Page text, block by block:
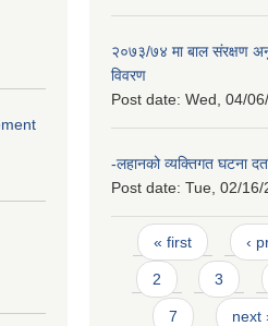
२०७३/७४ मा बाल संरक्षण
विवरण
Post date: Wed, 04/
-लहानको व्यक्तिगत घटना
Post date: Tue, 02/
Pages
« first ‹
2 3
7 next